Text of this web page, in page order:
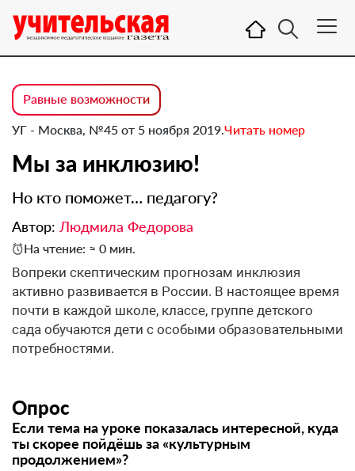
Равные возможности
УГ - Москва, №45 от 5 ноября 2019.Читать номер
Мы за инклюзию!
Но кто поможет… педагогу?
Автор: Людмила Федорова
На чтение: ≈ 0 мин.
​Вопреки скептическим прогнозам инклюзия
активно развивается в России. В настоящее время
почти в каждой школе, классе, группе детского
сада обучаются дети с особыми образовательными
потребностями.
Опрос
Если тема на уроке показалась интересной, куда
ты скорее пойдёшь за «культурным
продолжением»?